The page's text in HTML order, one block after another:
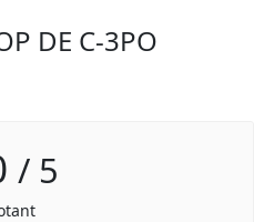
DE C-3PO
/ 5